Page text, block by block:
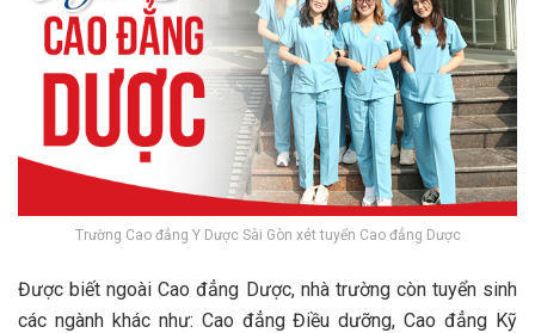
Trường Cao đẳng Y Dược Sài Gòn xét tuyển Cao đẳng Dược
Được biết ngoài Cao đẳng Dược, nhà trường còn tuyển sinh
các ngành khác như: Cao đẳng Điều dưỡng, Cao đẳng Kỹ